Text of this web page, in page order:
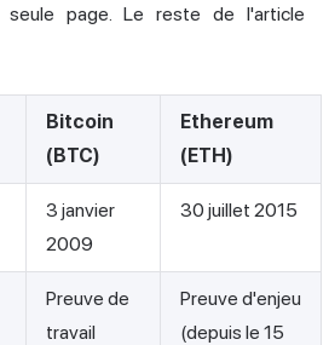
seule page. Le reste de l'article
Bitcoin
(BTC)
Ethereum
(ETH)
3 janvier
2009
30 juillet 2015
Preuve de
travail
Preuve d'enjeu
(depuis le 15